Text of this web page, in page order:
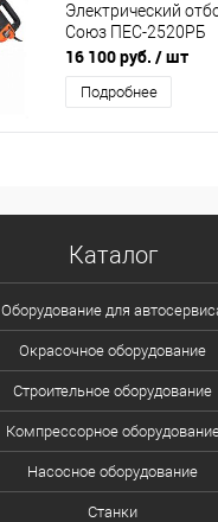
Электрический
Союз ПЕС-2520РБ
16 100 руб. / шт
Подробнее
Каталог
Оборудование для
Окрасочное оборудование
Строительное оборудование
Компрессорное
Насосное оборудование
Станки